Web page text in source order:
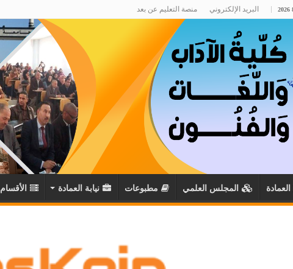
البريد الإلكتروني منصة التعليم عن بعد
العمادة المجلس العلمي مطبوعات نيابة العمادة اﻷقسام